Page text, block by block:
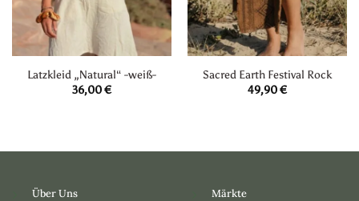
Latzkleid „Natural“ -weiß-
36,00€
Sacred Earth Festival Rock
49,90€
Über Uns Märkte